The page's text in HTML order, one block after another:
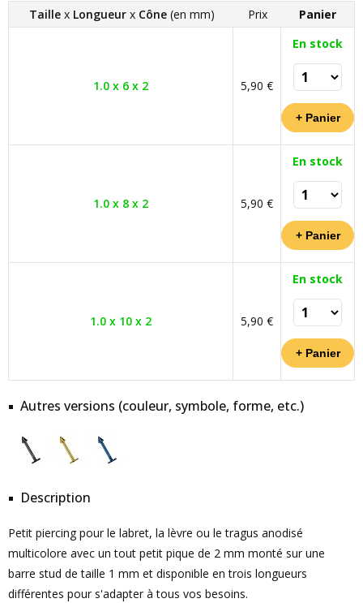
Taillex Longueurx Cône(en mm) Prix Panier
1.0 x 6 x 2 5,90 €
En stock
1.0 x 8 x 2 5,90 €
En stock
1.0 x 10 x 2 5,90 €
En stock
Autres versions (couleur, symbole, forme, etc.)
Description
Petit piercing pour le labret, la lèvre ou le tragus anodisé
multicolore avec un tout petit pique de 2 mm monté sur une
barre stud de taille 1 mm et disponible en trois longueurs
différentes pour s'adapter à tous vos besoins.